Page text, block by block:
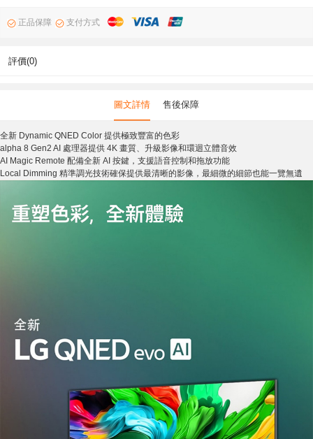
正品保障 支付方式
評價(0)
圖文詳情 售後保障
全新 Dynamic QNED Color 提供極致豐富的色彩
alpha 8 Gen2 AI 處理器提供 4K 畫質、升級影像和環迴立體音效
AI Magic Remote 配備全新 AI 按鍵，支援語音控制和拖放功能
Local Dimming 精準調光技術確保提供最清晰的影像，最細微的細節也能一覽無遺